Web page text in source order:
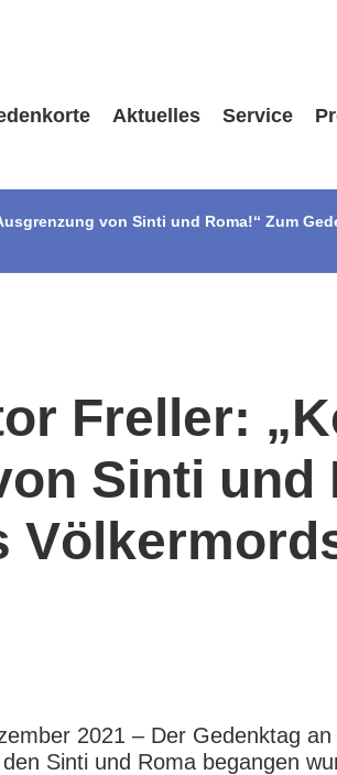
Aktuelles Service
von Sinti und Roma!“ Zum
Freller:
Sinti und
2021 – Der Gedenktag an
Sinti und Roma begangen